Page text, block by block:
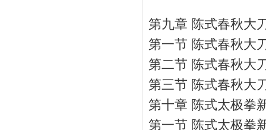
第九章 陈式春秋大
第一节 陈式春秋大
第二节 陈式春秋大
第三节 陈式春秋大
第十章 陈式太极拳
第一节 陈式太极拳